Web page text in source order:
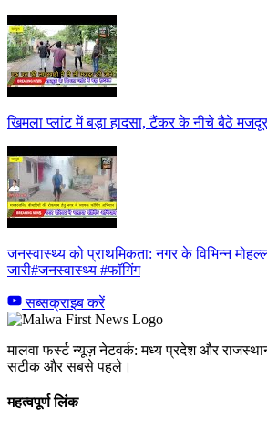
खिमला प्लांट में बड़ा हादसा, टैंकर के नीचे बैठे
जनस्वास्थ्य को प्राथमिकता: नगर के विभिन्न
जारी#जनस्वास्थ्य #फॉगिंग
सब्सक्राइब करें
मालवा फर्स्ट न्यूज़ नेटवर्क: मध्य प्रदेश और
सटीक और सबसे पहले।
महत्वपूर्ण लिंक